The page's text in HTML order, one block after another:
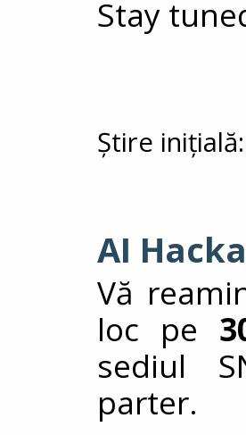
Stay
Știre
AI
Vă
loc pe
sediul
parter.